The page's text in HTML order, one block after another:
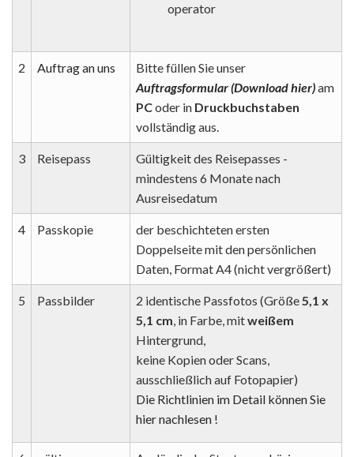
operator
2 Auftrag an uns
Bitte füllen Sie unser
Auftragsformular (Download hier)am
PCoder in Druckbuchstaben
vollständig aus.
3 Reisepass
Gültigkeit des Reisepasses -
mindestens 6 Monate nach
Ausreisedatum
4 Passkopie
der beschichteten ersten
Doppelseite mit den persönlichen
Daten, Format A4 (nicht vergrößert)
5 Passbilder 2 identische Passfotos (Größe5,1 x
5,1 cm, in Farbe, mitweißem
Hintergrund,
keine Kopien oder Scans,
ausschließlich auf Fotopapier)
Die Richtlinien im Detail können Sie
hier nachlesen !